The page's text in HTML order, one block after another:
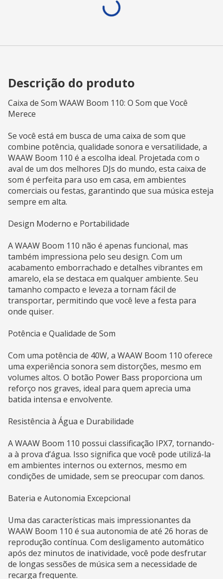
Descrição do produto
Caixa de Som WAAW Boom 110: O Som que Você
Merece
Se você está em busca de uma caixa de som que
combine potência, qualidade sonora e versatilidade, a
WAAW Boom 110 é a escolha ideal. Projetada com o
aval de um dos melhores DJs do mundo, esta caixa de
som é perfeita para uso em casa, em ambientes
comerciais ou festas, garantindo que sua música esteja
sempre em alta.
Design Moderno e Portabilidade
A WAAW Boom 110 não é apenas funcional, mas
também impressiona pelo seu design. Com um
acabamento emborrachado e detalhes vibrantes em
amarelo, ela se destaca em qualquer ambiente. Seu
tamanho compacto e leveza a tornam fácil de
transportar, permitindo que você leve a festa para
onde quiser.
Potência e Qualidade de Som
Com uma potência de 40W, a WAAW Boom 110 oferece
uma experiência sonora sem distorções, mesmo em
volumes altos. O botão Power Bass proporciona um
reforço nos graves, ideal para quem aprecia uma
batida intensa e envolvente.
Resistência à Água e Durabilidade
A WAAW Boom 110 possui classificação IPX7, tornando-
a à prova d’água. Isso significa que você pode utilizá-la
em ambientes internos ou externos, mesmo em
condições de umidade, sem se preocupar com danos.
Bateria e Autonomia Excepcional
Uma das características mais impressionantes da
WAAW Boom 110 é sua autonomia de até 26 horas de
reprodução contínua. Com desligamento automático
após dez minutos de inatividade, você pode desfrutar
de longas sessões de música sem a necessidade de
recarga frequente.